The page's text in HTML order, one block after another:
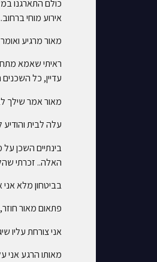
אירוע מוחי ברחוב..
מאור מרגיע
ראיתי שאמא
עדיין, כל
מאור אמר שילך
עלה לבית
בינתיים השכן
האלה.. זכרתי
בביטחון מלא
פתאום מאור
אני צורחת עליו
מאותו הרגע אני